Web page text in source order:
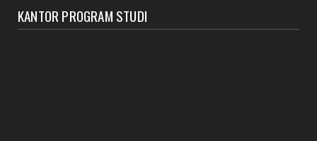
KANTOR PROGRAM STUDI